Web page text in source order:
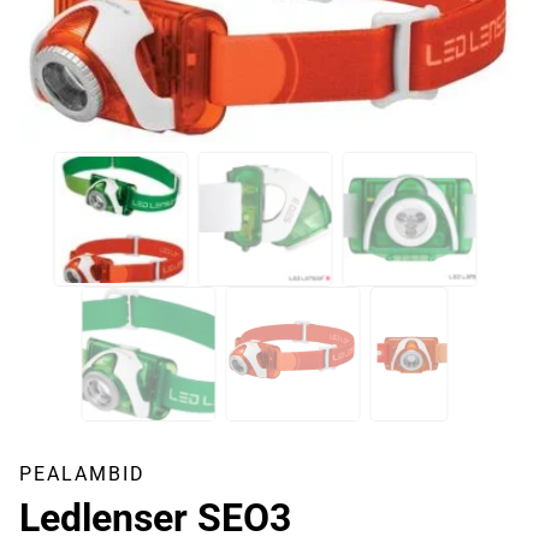
PEALAMBID
Ledlenser SEO3